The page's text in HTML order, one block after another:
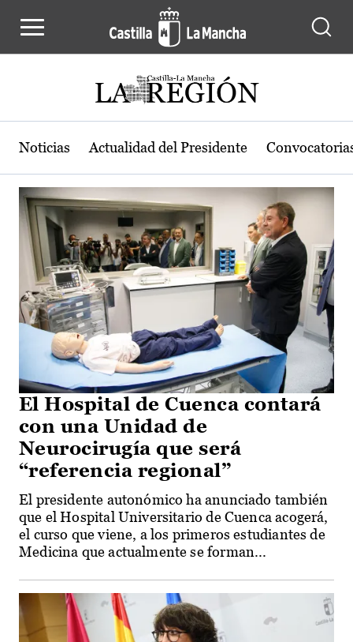
Actualidad de la región de Castilla-
Noticias Actualidad del Presidente
El Hospital de Cuenca contará
con una Unidad de
Neurocirugía que será
“referencia regional”
El presidente autonómico ha anunciado también
que el Hospital Universitario de Cuenca acogerá,
el curso que viene, a los primeros estudiantes de
Medicina que actualmente se forman...